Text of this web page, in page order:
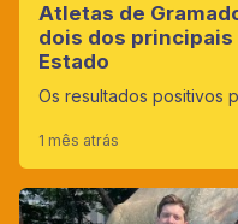
Atletas de
dois dos
Estado
Os resultados positivos
1 mês atrás